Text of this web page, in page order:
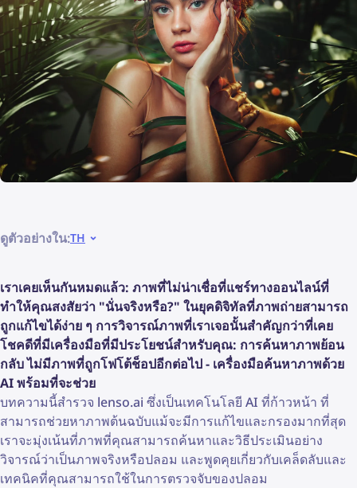
ดูตัวอย่างใน:TH
เราเคยเห็นกันหมดแล้ว: ภาพที่ไม่น่าเชื่อที่แชร์ทางออนไลน์ที่
ทำให้คุณสงสัยว่า "นั่นจริงหรือ?" ในยุคดิจิทัลที่ภาพถ่ายสามารถ
ถูกแก้ไขได้ง่าย ๆ การวิจารณ์ภาพที่เราเจอนั้นสำคัญกว่าที่เคย
โชคดีที่มีเครื่องมือที่มีประโยชน์สำหรับคุณ: การค้นหาภาพย้อน
กลับ ไม่มีภาพที่ถูกโฟโต้ช็อปอีกต่อไป - เครื่องมือค้นหาภาพด้วย
AI พร้อมที่จะช่วย
บทความนี้สำรวจ lenso.ai ซึ่งเป็นเทคโนโลยี AI ที่ก้าวหน้า ที่
สามารถช่วยหาภาพต้นฉบับแม้จะมีการแก้ไขและกรองมากที่สุด
เราจะมุ่งเน้นที่ภาพที่คุณสามารถค้นหาและวิธีประเมินอย่าง
วิจารณ์ว่าเป็นภาพจริงหรือปลอม และพูดคุยเกี่ยวกับเคล็ดลับและ
เทคนิคที่คุณสามารถใช้ในการตรวจจับของปลอม